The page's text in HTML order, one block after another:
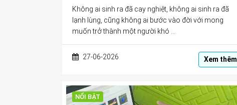
Không ai sinh ra đã cay nghiệt, không ai sinh ra đã
lạnh lùng, cũng không ai bước vào đời với mong
muốn trở thành một người khó …
27-06-2026 Xem thêm
NỔI BẬT